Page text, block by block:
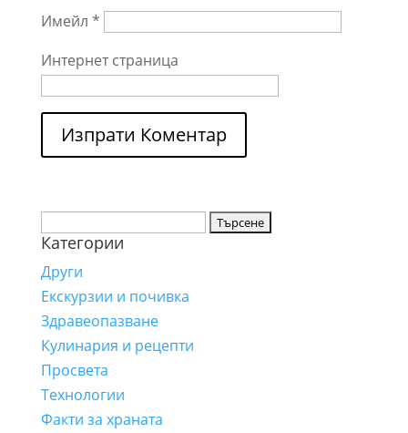
Имейл *
Интернет страница
за:
Категории
Други
Екскурзии и почивка
Здравеопазване
Кулинария и рецепти
Просвета
Технологии
Факти за храната